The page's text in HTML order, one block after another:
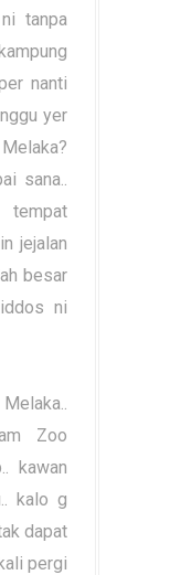
tanpa
nanti
yer
sana..
tempat
jejalan
besar
ni
Zoo
kawan
kalo g
dapat
pergi